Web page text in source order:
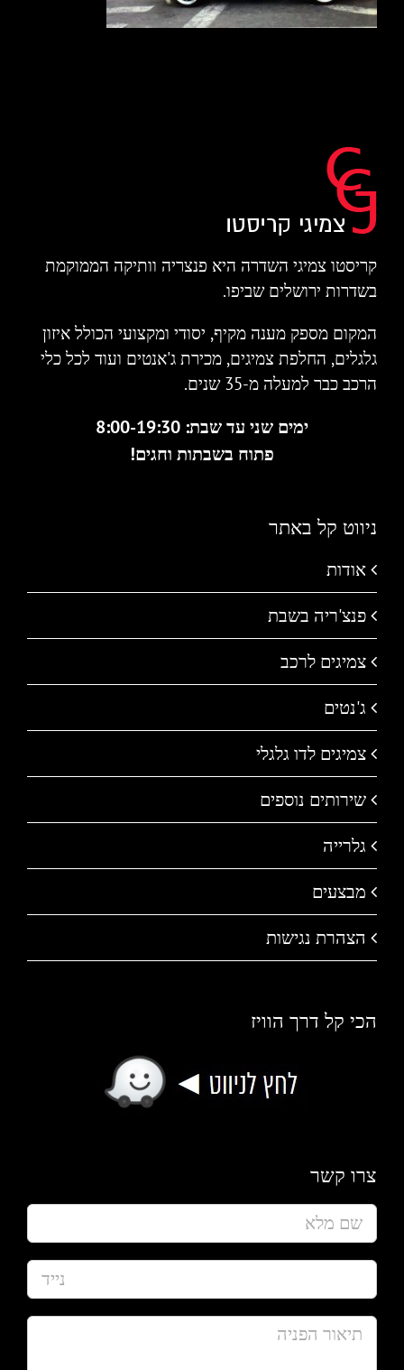
קריסטו צמיגי השדרה היא פנצריה וותיקה הממוקמת
בשדרות ירושלים שביפו.
המקום מספק מענה מקיף, יסודי ומקצועי הכולל איזון
גלגלים, החלפת צמיגים, מכירת ג'אנטים ועוד לכל כלי
הרכב כבר למעלה מ-35 שנים.
ימים שני עד שבת: 8:00-19:30
פתוח בשבתות וחגים!
ניווט קל באתר
אודות
פנצ'ריה בשבת
צמיגים לרכב
ג'נטים
צמיגים לדו גלגלי
שירותים נוספים
גלרייה
מבצעים
הצהרת נגישות
הכי קל דרך הוויז
צרו קשר